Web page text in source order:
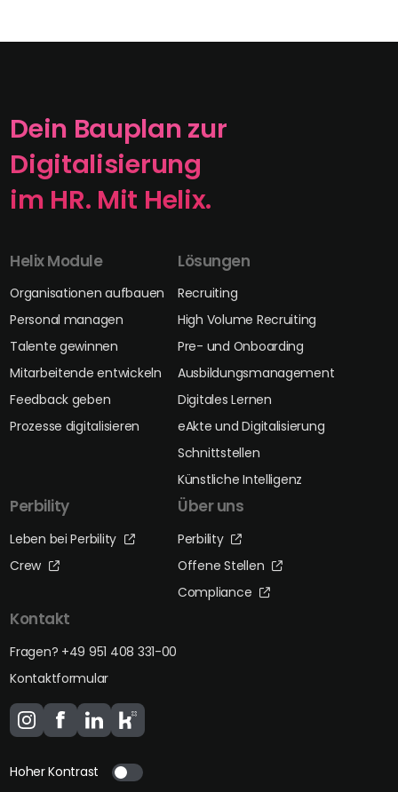
Dein Bauplan zur
Digitalisierung
im HR. Mit Helix.
Helix Module
Organisationen aufbauen
Personal managen
Talente gewinnen
Mitarbeitende entwickeln
Feedback geben
Prozesse digitalisieren
Lösungen
Recruiting
High Volume Recruiting
Pre- und Onboarding
Ausbildungsmanagement
Digitales Lernen
eAkte und Digitalisierung
Schnittstellen
Künstliche Intelligenz
Perbility
Leben bei Perbility
Crew
Über uns
Perbility
Offene Stellen
Compliance
Kontakt
Fragen? +49 951 408 331-00
Kontaktformular
Hoher Kontrast